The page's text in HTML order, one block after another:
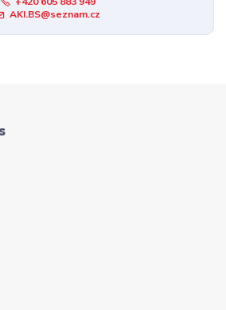
AKI.BS@seznam.cz